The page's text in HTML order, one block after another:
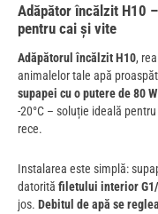
Adăpător încălzit H10
pentru cai și vite
Adăpătorul încălzit H10,
animalelor tale apă
supapei cu o putere de 80 W
-20°C – soluție ideală
rece.
Instalarea este simplă:
datorită filetului interior
jos. Debitul de apă se